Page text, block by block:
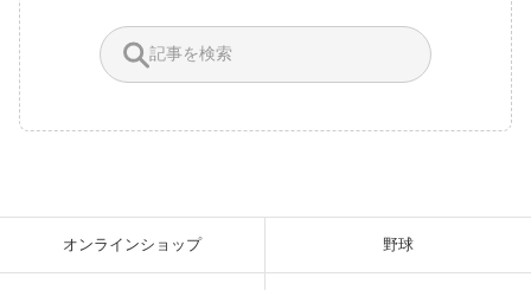
オンラインショップ 野球